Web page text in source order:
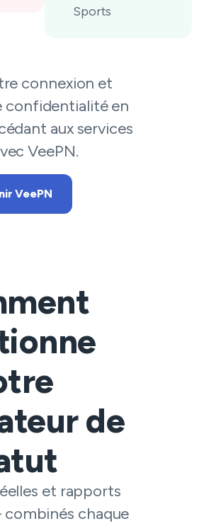
Sports
connexion et
confidentialité en
aux services
VeePN.
VeePN
de
et rapports
chaque